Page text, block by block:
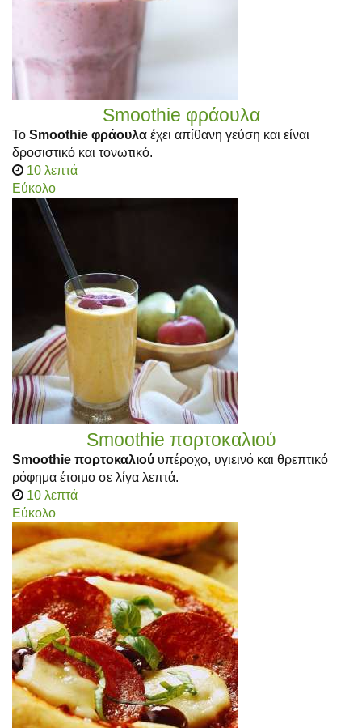
Smoothie φράουλα
Το Smoothie φράουλα έχει απίθανη γεύση και είναι
δροσιστικό και τονωτικό.
10 λεπτά
Εύκολο
Smoothie πορτοκαλιού
Smoothie πορτοκαλιού υπέροχο, υγιεινό και θρεπτικό
ρόφημα έτοιμο σε λίγα λεπτά.
10 λεπτά
Εύκολο